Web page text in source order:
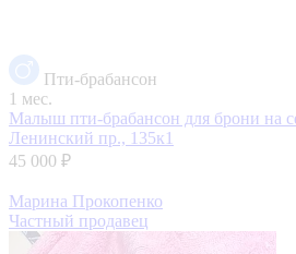
Пти-брабансон
1 мес.
Малыш пти-брабансон для брони на
Ленинский пр., 135к1
45 000 ₽
Марина Прокопенко
Частный продавец